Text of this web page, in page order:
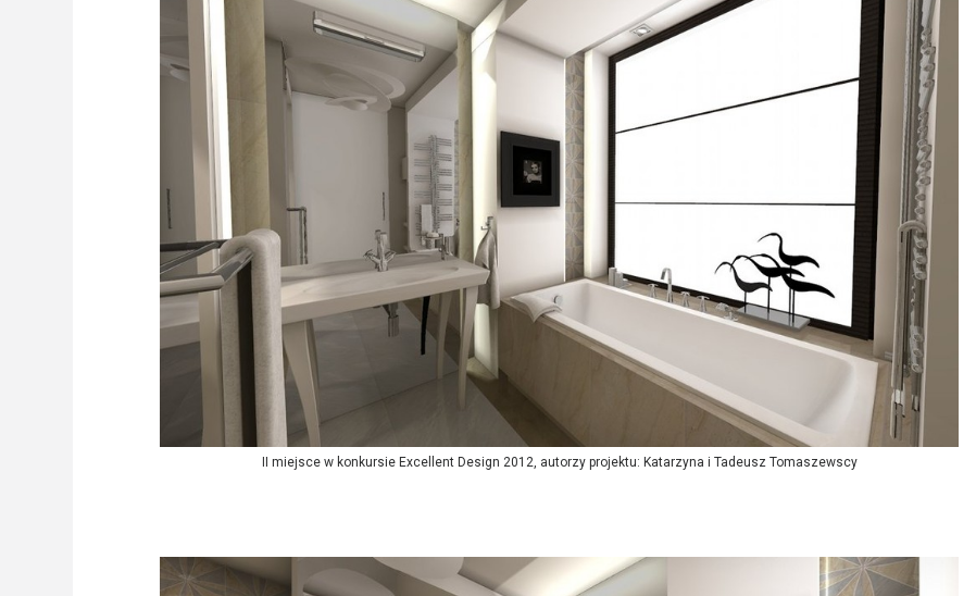
II miejsce w konkursie Excellent Design 2012, autorzy projektu: Katarzyna i Tadeusz Tomaszewscy